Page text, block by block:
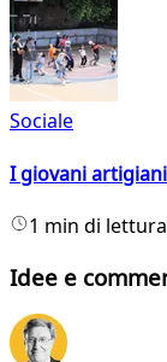
Sociale
I giovani
1 min di lettura
Idee e